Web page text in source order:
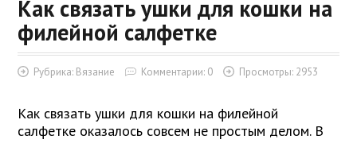
Как связать ушки для кошки на
филейной салфетке
Рубрика: Вязание Комментарии: 0 Просмотры: 2953
Как связать ушки для кошки на филейной
салфетке оказалось совсем не простым делом. В